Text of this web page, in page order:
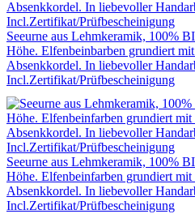
Seeurne aus Lehmkeramik, 100%
Höhe. Elfenbeinbarben grundiert
Absenkkordel. In liebevoller
Incl.Zertifikat/Prüfbescheinigung
Seeurne aus Lehmkeramik, 100%
Höhe. Elfenbeinfarben grundiert mit
Absenkkordel. In liebevoller
Incl.Zertifikat/Prüfbescheinigung